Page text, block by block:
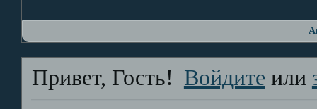
Привет, Гость! Войдите или